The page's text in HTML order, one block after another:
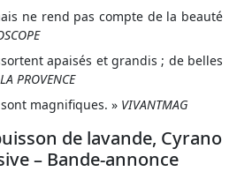
ne rend pas compte de la beauté
apaisés et grandis ; de belles
LA PROVENCE
magnifiques. » VIVANTMAG
de lavande, Cyrano
– Bande-annonce